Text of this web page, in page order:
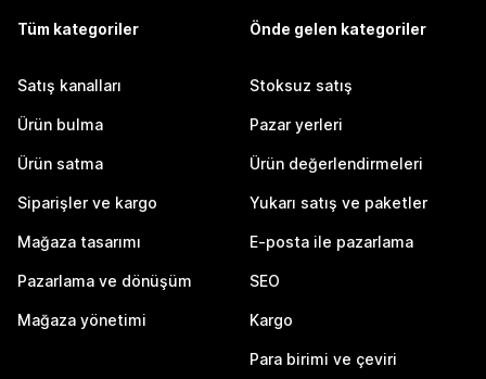
Tüm kategoriler
Satış kanalları
Ürün bulma
Ürün satma
Siparişler ve kargo
Mağaza tasarımı
Pazarlama ve dönüşüm
Mağaza yönetimi
Önde gelen kategoriler
Stoksuz satış
Pazar yerleri
Ürün değerlendirmeleri
Yukarı satış ve paketler
E-posta ile pazarlama
SEO
Kargo
Para birimi ve çeviri